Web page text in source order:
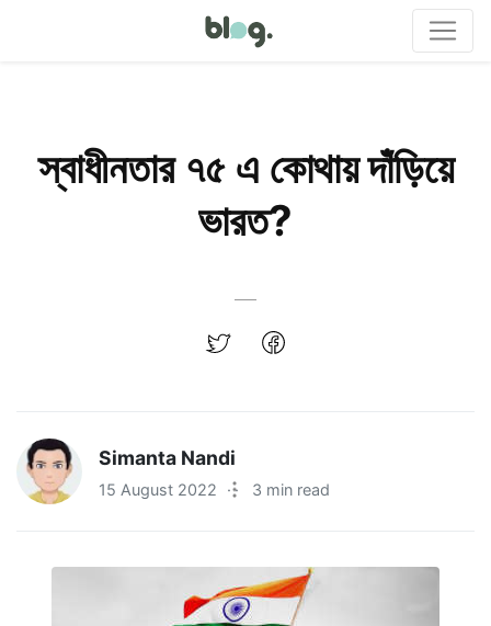
স্বাধীনতার ৭৫ এ কোথায় দাঁড়িয়ে
ভারত?
Simanta Nandi
15 August 2022 · 3 min read